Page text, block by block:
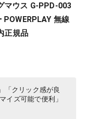
マウス G-PPD-003
POWERPLAY 無線
正規品
「クリック感が良
イズ可能で便利」